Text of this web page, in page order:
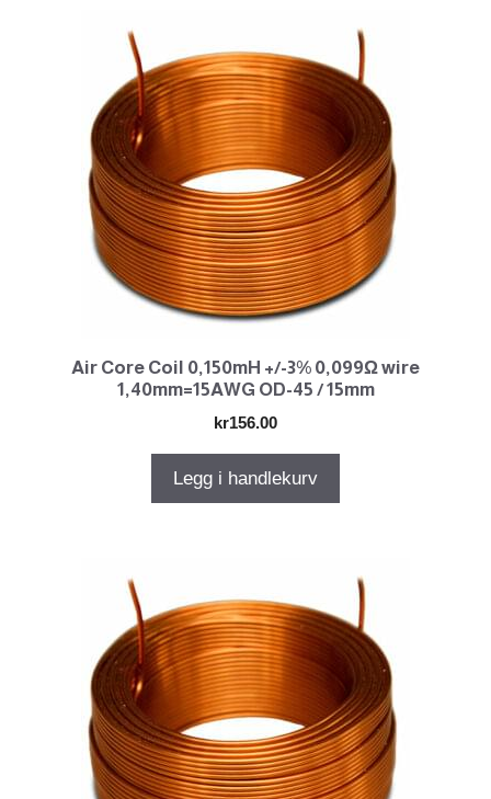
Air Core Coil 0,150mH +/-3% 0,099Ω wire
1,40mm=15AWG OD-45 / 15mm
kr156.00
Legg i handlekurv